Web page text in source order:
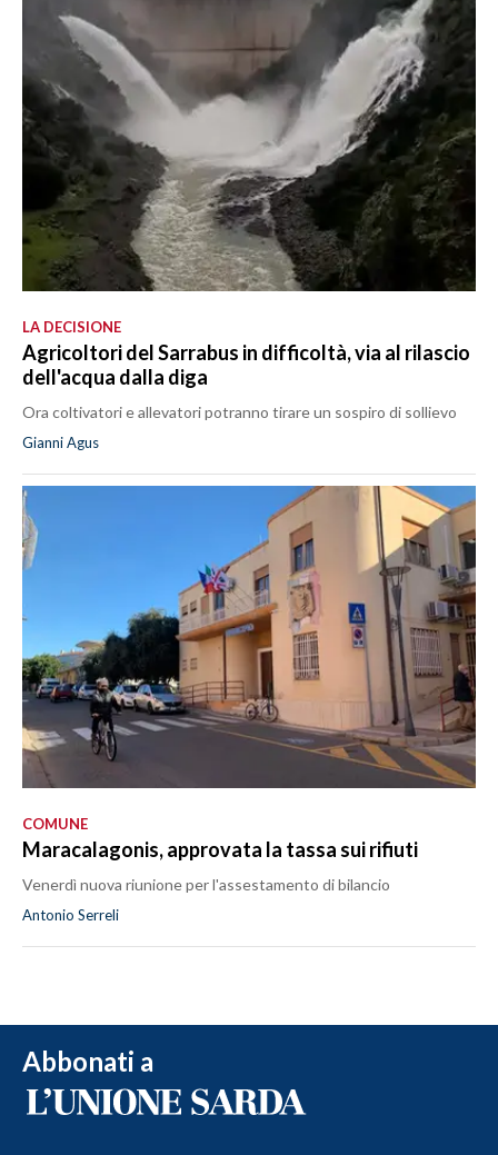
LA DECISIONE
Agricoltori del Sarrabus in difficoltà, via al rilascio
dell'acqua dalla diga
Ora coltivatori e allevatori potranno tirare un sospiro di sollievo
Gianni Agus
COMUNE
Maracalagonis, approvata la tassa sui rifiuti
Venerdì nuova riunione per l'assestamento di bilancio
Antonio Serreli
Abbonati a